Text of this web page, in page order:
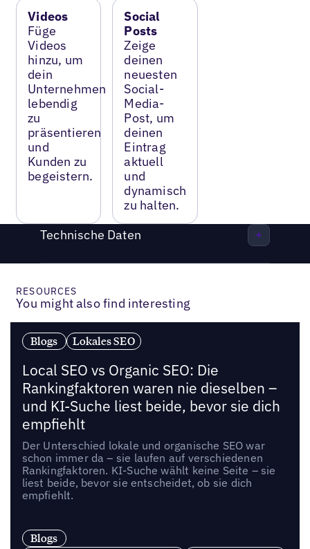
Videos
Füge
Videos
hinzu, um
dein
Unternehmen
lebendig
zu
präsentieren
und
Kunden zu
begeistern.
Social
Posts
Zeige
deinen
neuesten
Social-
Media-
Post, um
deinen
Eintrag
aktuell
und
dynamisch
zu halten.
Technische Daten
RESOURCES
You might also find interesting
Blogs Lokales SEO
Local SEO vs Organic SEO: Die
Rankingfaktoren waren nie dieselben –
und KI-Suche liest beide, bevor sie dich
empfiehlt
Der Unterschied lokale und organische SEO war
schon immer da – sie laufen auf verschiedenen
Rankingfaktoren. KI-Suche wählt keine Seite – sie
liest beide, bevor sie entscheidet, ob sie dich
empfiehlt.
Blogs